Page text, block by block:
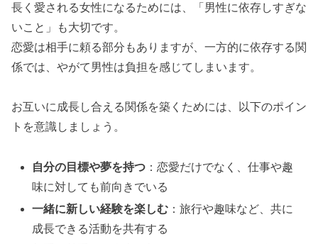
長く愛される女性になるためには、「男性に依存しすぎな
いこと」も大切です。
恋愛は相手に頼る部分もありますが、一方的に依存する関
係では、やがて男性は負担を感じてしまいます。
お互いに成長し合える関係を築くためには、以下のポイン
トを意識しましょう。
自分の目標や夢を持つ ：恋愛だけでなく、仕事や趣
味に対しても前向きでいる
一緒に新しい経験を楽しむ ：旅行や趣味など、共に
成長できる活動を共有する